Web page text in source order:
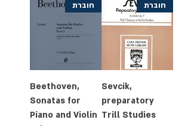
חוברת
Sevcik,
preparatory
Trill Studies
חוברת
Beethoven,
Sonatas for
Piano and Violin